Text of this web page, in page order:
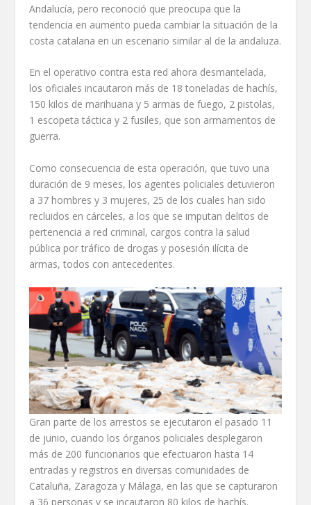
Andalucía, pero reconoció que preocupa que la
tendencia en aumento pueda cambiar la situación de la
costa catalana en un escenario similar al de la andaluza.
En el operativo contra esta red ahora desmantelada,
los oficiales incautaron más de 18 toneladas de hachís,
150 kilos de marihuana y 5 armas de fuego, 2 pistolas,
1 escopeta táctica y 2 fusiles, que son armamentos de
guerra.
Como consecuencia de esta operación, que tuvo una
duración de 9 meses, los agentes policiales detuvieron
a 37 hombres y 3 mujeres, 25 de los cuales han sido
recluidos en cárceles, a los que se imputan delitos de
pertenencia a red criminal, cargos contra la salud
pública por tráfico de drogas y posesión ilícita de
armas, todos con antecedentes.
Gran parte de los arrestos se ejecutaron el pasado 11
de junio, cuando los órganos policiales desplegaron
más de 200 funcionarios que efectuaron hasta 14
entradas y registros en diversas comunidades de
Cataluña, Zaragoza y Málaga, en las que se capturaron
a 36 personas y se incautaron 80 kilos de hachís.